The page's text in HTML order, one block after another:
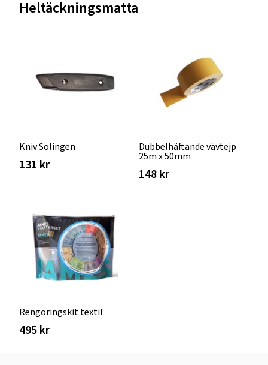
Heltäckningsmatta
Kniv Solingen
131 kr
Dubbelhäftande vävtejp
25m x 50mm
148 kr
Rengöringskit textil
495 kr